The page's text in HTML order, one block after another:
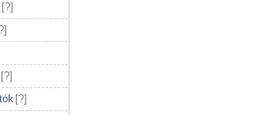
[?]
]
[?]
[?]